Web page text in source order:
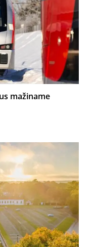
mažiname